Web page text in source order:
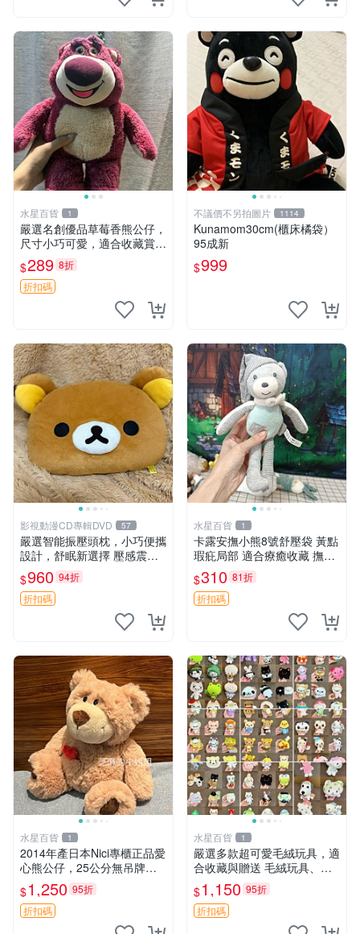
水星百貨 1
嚴選名創優品草莓香熊公仔，
尺寸小巧可愛，適合收藏賞玩
30cm 玩具 公仔 草莓熊
$289 8折
折扣碼
不議價不另拍圖片 1114
Kunamom30cm(櫃床橘袋）
95成新
$999
影視動漫CD專輯DVD 57
嚴選智能振壓頭枕，小巧便攜
設計，舒眠新選擇 壓感震動
頭枕 確切尺寸 小巧便攜
$960 94折
折扣碼
水星百貨 1
卡露安撫小熊8號舒壓袋 黃點
瑕疪局部 適合療癒收藏 撫慰
身心 美肌養護 放鬆好物
$310 81折
折扣碼
水星百貨 1
2014年產日本Nici專櫃正品愛
心熊公仔，25公分無吊牌全
新 愛心熊 公仔 熊抱玩偶
$1,250 95折
折扣碼
水星百貨 1
嚴選多款超可愛毛絨玩具，適
合收藏與贈送 毛絨玩具、抱
枕、公仔
$1,150 95折
折扣碼